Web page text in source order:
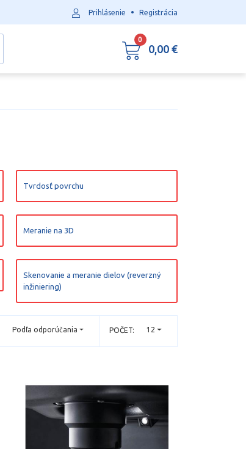
Tvrdosť povrchu
Meranie na 3D
Skenovanie a meranie dielov (reverzný
inžiniering)
POČET: 12
Podľa odporúčania
Prihlásenie • Registrácia
0
0,00 €